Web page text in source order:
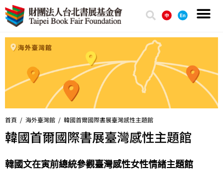
首頁 / 海外臺灣館 / 韓國首爾國際書展臺灣感性主題館
韓國首爾國際書展臺灣感性主題館
韓國文在寅前總統參觀臺灣感性女性情緖主題館